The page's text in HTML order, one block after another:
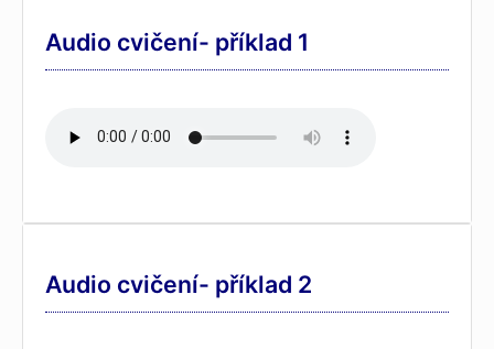
Audio cvičení- příklad 1
Audio cvičení- příklad 2